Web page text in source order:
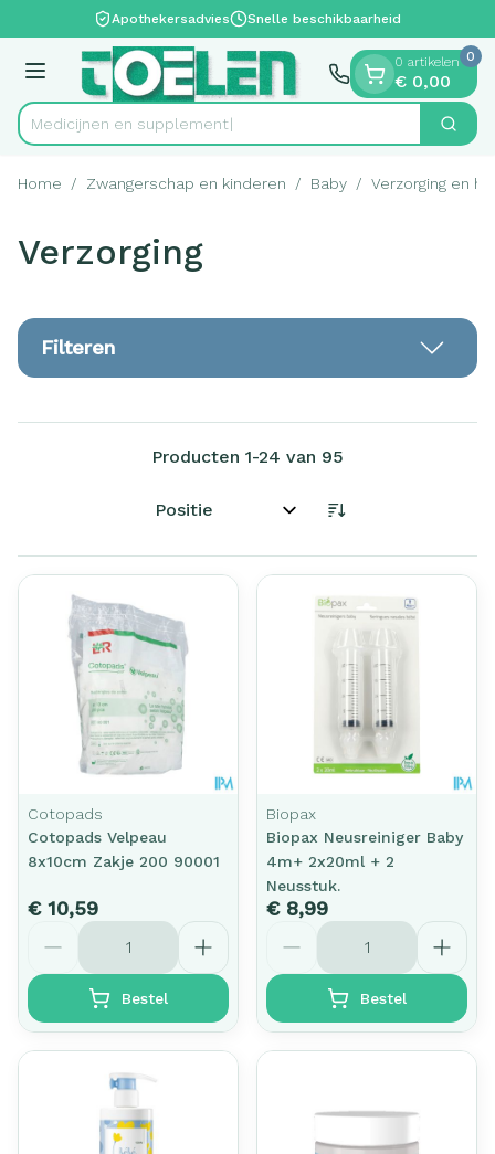
Ga naar de inhoudApothekersadvies Snelle beschikbaarheid
Menu
Product, merk, categorie...
Medic Zoek
0 artikelen
€ 0,00
0
Home / Zwangerschap en kinderen / Baby / Verzorging en
Verzorging
Filteren
Producten 1-24 van 95
Sorteer op:
Cotopads
Cotopads Velpeau
8x10cm Zakje 200 90001
€ 10,59
Aantal
Bestel
Biopax
Biopax Neusreiniger Baby
4m+ 2x20ml + 2
Neusstuk.
€ 8,99
Aantal
Bestel